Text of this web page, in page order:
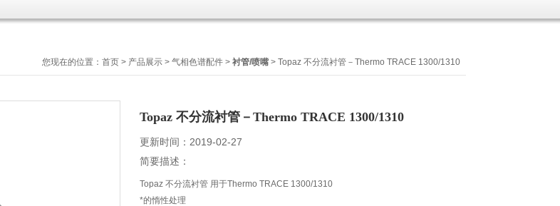
您现在的位置： 首页 > 产品展示 > 气相色谱配件 > 衬管/喷嘴 > Topaz 不分流衬管－Thermo TRACE 1300/1310
Topaz 不分流衬管－Thermo TRACE 1300/1310
更新时间：2019-02-27
简要描述：
Topaz 不分流衬管 用于Thermo TRACE 1300/1310
*的惰性处理